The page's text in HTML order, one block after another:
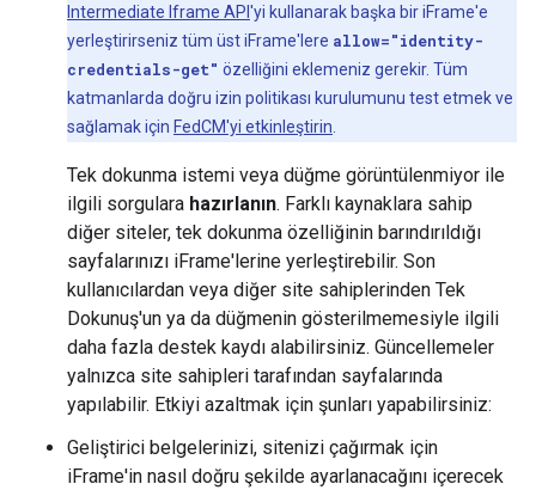
Intermediate Iframe API 'yi kullanarak başka bir iFrame'e
yerleştirirseniz tüm üst iFrame'lere allow="identity-
credentials-get" özelliğini eklemeniz gerekir. Tüm
katmanlarda doğru izin politikası kurulumunu test etmek ve
sağlamak için FedCM'yi etkinleştirin
Tek dokunma istemi veya düğme görüntülenmiyor ile
ilgili sorgulara hazırlanın. Farklı kaynaklara sahip
diğer siteler, tek dokunma özelliğinin barındırıldığı
sayfalarınızı iFrame'lerine yerleştirebilir. Son
kullanıcılardan veya diğer site sahiplerinden Tek
Dokunuş'un ya da düğmenin gösterilmemesiyle ilgili
daha fazla destek kaydı alabilirsiniz. Güncellemeler
yalnızca site sahipleri tarafından sayfalarında
yapılabilir. Etkiyi azaltmak için şunları yapabilirsiniz:
Geliştirici belgelerinizi, sitenizi çağırmak için
iFrame'in nasıl doğru şekilde ayarlanacağını içerecek